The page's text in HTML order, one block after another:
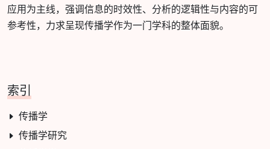
应用为主线，强调信息的时效性、分析的逻辑性与内容的可
参考性，力求呈现传播学作为一门学科的整体面貌。
索引
传播学
传播学研究